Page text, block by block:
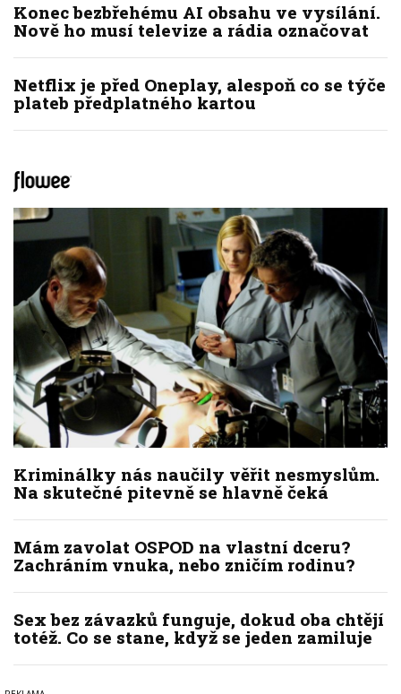
Konec bezbřehému AI obsahu ve vysílání.
Nově ho musí televize a rádia označovat
Netflix je před Oneplay, alespoň co se týče
plateb předplatného kartou
Kriminálky nás naučily věřit nesmyslům.
Na skutečné pitevně se hlavně čeká
Mám zavolat OSPOD na vlastní dceru?
Zachráním vnuka, nebo zničím rodinu?
Sex bez závazků funguje, dokud oba chtějí
totéž. Co se stane, když se jeden zamiluje